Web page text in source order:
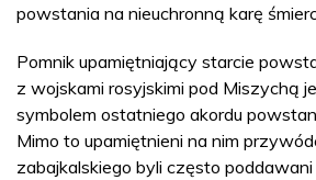
powstania na nieuchronną karę
Pomnik upamiętniający starcie
z wojskami rosyjskimi pod Miszychą
symbolem ostatniego akordu
Mimo to upamiętnieni na nim
zabajkalskiego byli często poddawani